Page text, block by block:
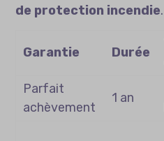
de protection incendie.
Garantie Durée
Parfait
achèvement
1 an